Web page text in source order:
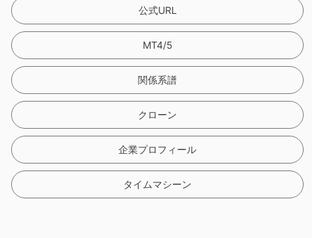
公式URL
MT4/5
関係系譜
クローン
企業プロフィール
タイムマシーン